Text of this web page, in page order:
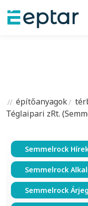
építőanyagok
Téglaipari zRt.
Semmelrock
Semmelrock
Semmelrock